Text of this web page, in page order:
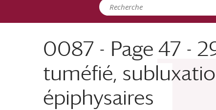
0087 - Page 47 -
tuméfié,
épiphysaires